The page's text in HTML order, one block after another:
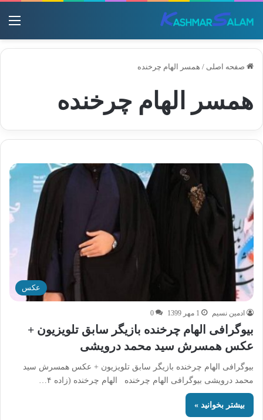
صفحه اصلی / همسر الهام چرخنده
همسر الهام چرخنده
عکس
ادمین نسیم 1 مهر 1399 0
بیوگرافی الهام چرخنده بازیگر سابق تلویزیون +
عکس همسرش سید محمد درویشی
بیوگرافی الهام چرخنده بازیگر سابق تلویزیون + عکس همسرش سید
محمد درویشی بیوگرافی الهام چرخنده الهام چرخنده (زاده ۴…
بیشتر بخوانید »